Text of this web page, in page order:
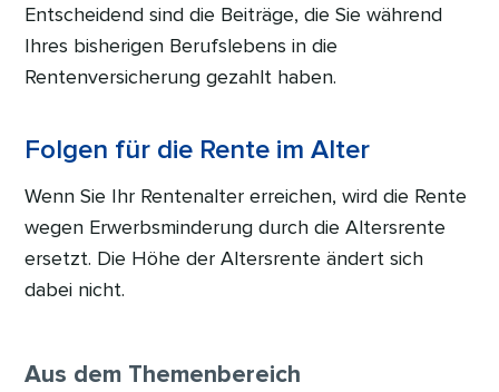
Entscheidend sind die Beiträge, die Sie während
Ihres bisherigen Berufslebens in die
Rentenversicherung gezahlt haben.
Folgen für die Rente im Alter
Wenn Sie Ihr Rentenalter erreichen, wird die Rente
wegen Erwerbsminderung durch die Altersrente
ersetzt. Die Höhe der Altersrente ändert sich
dabei nicht.
Aus dem Themenbereich